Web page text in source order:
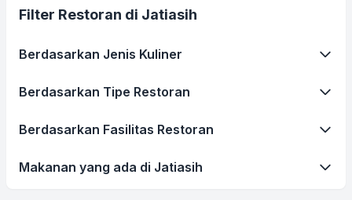
Filter Restoran di Jatiasih
Berdasarkan Jenis Kuliner
Berdasarkan Tipe Restoran
Berdasarkan Fasilitas Restoran
Makanan yang ada di Jatiasih